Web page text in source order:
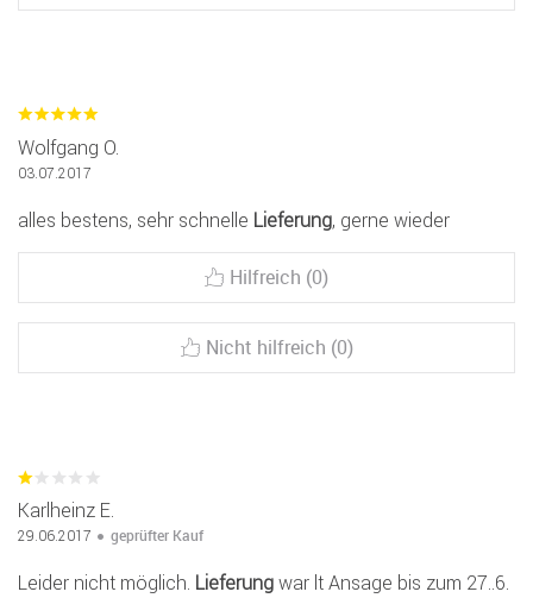
Wolfgang O.
03.07.2017
alles bestens, sehr schnelle Lieferung, gerne wieder
Hilfreich (0)
Nicht hilfreich (0)
Karlheinz E.
29.06.2017 geprüfter Kauf
Leider nicht möglich. Lieferung war lt Ansage bis zum 27..6.